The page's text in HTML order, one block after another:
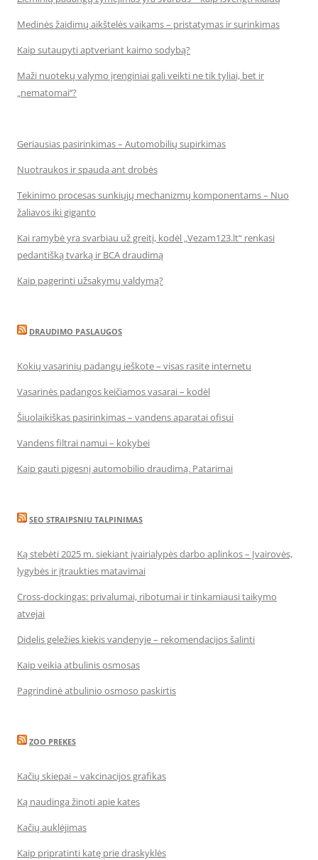
Medinės žaidimų aikštelės vaikams – pristatymas ir surinkimas
Kaip sutaupyti aptveriant kaimo sodybą?
Maži nuotekų valymo įrenginiai gali veikti ne tik tyliai, bet ir
„nematomai‘‘?
Geriausias pasirinkimas – Automobilių supirkimas
Nuotraukos ir spauda ant drobės
Tekinimo procesas sunkiųjų mechanizmų komponentams – Nuo
žaliavos iki giganto
Kai ramybė yra svarbiau už greitį, kodėl „Vezam123.lt“ renkasi
pedantišką tvarką ir BCA draudimą
Kaip pagerinti užsakymų valdymą?
DRAUDIMO PASLAUGOS
Kokių vasarinių padangų ieškote – visas rasite internetu
Vasarinės padangos keičiamos vasarai – kodėl
Šiuolaikiškas pasirinkimas – vandens aparatai ofisui
Vandens filtrai namui – kokybei
Kaip gauti pigesnį automobilio draudimą. Patarimai
SEO STRAIPSNIU TALPINIMAS
Ką stebėti 2025 m. siekiant įvairialypės darbo aplinkos – Įvairovės,
lygybės ir įtraukties matavimai
Cross-dockingas: privalumai, ribotumai ir tinkamiausi taikymo
atvejai
Didelis geležies kiekis vandenyje – rekomendacijos šalinti
Kaip veikia atbulinis osmosas
Pagrindinė atbulinio osmoso paskirtis
ZOO PREKES
Kačių skiepai – vakcinacijos grafikas
Ką naudinga žinoti apie kates
Kačių auklėjimas
Kaip pripratinti katę prie draskyklės